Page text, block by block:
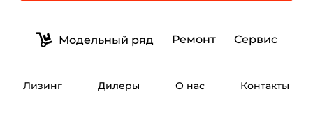
Модельный ряд Ремонт Сервис
Лизинг Дилеры О нас Контакты